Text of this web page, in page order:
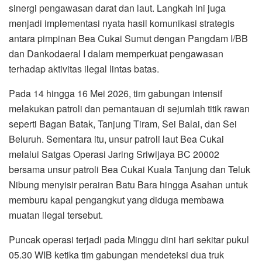
sinergi pengawasan darat dan laut. Langkah ini juga
menjadi implementasi nyata hasil komunikasi strategis
antara pimpinan Bea Cukai Sumut dengan Pangdam I/BB
dan Dankodaeral I dalam memperkuat pengawasan
terhadap aktivitas ilegal lintas batas.
Pada 14 hingga 16 Mei 2026, tim gabungan intensif
melakukan patroli dan pemantauan di sejumlah titik rawan
seperti Bagan Batak, Tanjung Tiram, Sei Balai, dan Sei
Beluruh. Sementara itu, unsur patroli laut Bea Cukai
melalui Satgas Operasi Jaring Sriwijaya BC 20002
bersama unsur patroli Bea Cukai Kuala Tanjung dan Teluk
Nibung menyisir perairan Batu Bara hingga Asahan untuk
memburu kapal pengangkut yang diduga membawa
muatan ilegal tersebut.
Puncak operasi terjadi pada Minggu dini hari sekitar pukul
05.30 WIB ketika tim gabungan mendeteksi dua truk